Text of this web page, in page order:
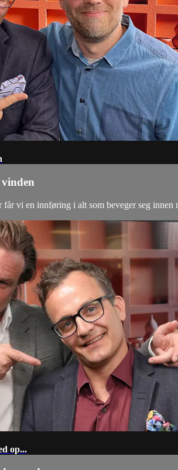
får vi en innføring i alt som beveger seg
op...